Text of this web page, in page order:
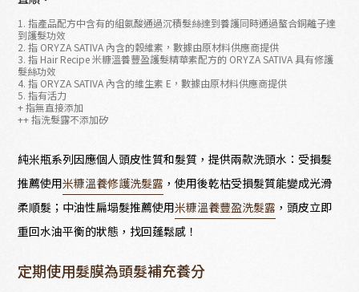
1. 指產品配方中含有的組氨酸通過沉積髮絲達到養護同時通過螯合銅離子達
到護髮功效
2. 指 ORYZA SATIVA 內含的穀維素，數據由原材料供應商提供
3. 指 Hair Recipe 米糠溫養豐盈護髮精華素配方的 ORYZA SATIVA 具有修護
髮絲功效
4. 指 ORYZA SATIVA 內含的維生素 E，數據由原材料供應商提供
5. 指有活力
+ 指無直接添加
++ 指洗髮露不添加矽
純米瓶系列因應個人頭皮性質和髮質，提供兩款洗頭水：受損髮
推薦使用米糠溫養修護洗髮露 ，使用後乾枯受損髮質能變成光滑
柔順髮；中油性扁塌髮推薦使用米糠溫養豐盈洗髮露 ，頭皮立即
重回水油平衡的狀態，找回蓬鬆感！
定期使用髮膜為頭髮補充養分